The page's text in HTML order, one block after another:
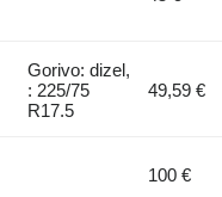
Gorivo: dizel,
: 225/75
R17.5
49,59 €
100 €